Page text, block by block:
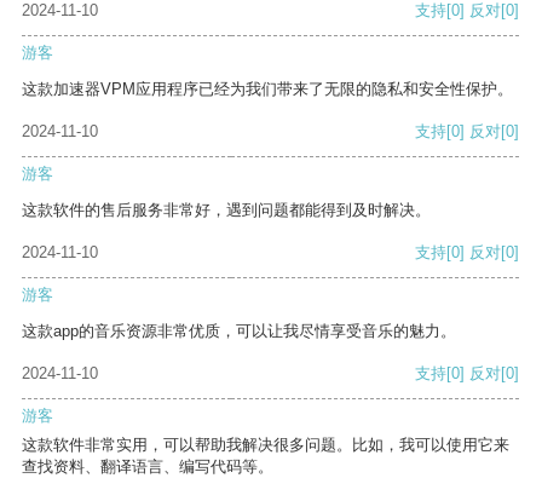
2024-11-10 支持[0] 反对[0]
游客
这款加速器VPM应用程序已经为我们带来了无限的隐私和安全性保护。
2024-11-10 支持[0] 反对[0]
游客
这款软件的售后服务非常好，遇到问题都能得到及时解决。
2024-11-10 支持[0] 反对[0]
游客
这款app的音乐资源非常优质，可以让我尽情享受音乐的魅力。
2024-11-10 支持[0] 反对[0]
游客
这款软件非常实用，可以帮助我解决很多问题。比如，我可以使用它来
查找资料、翻译语言、编写代码等。